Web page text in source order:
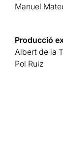
Manuel
Producció
Albert de la
Pol Ruiz